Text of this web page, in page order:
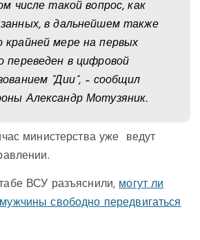
числе такой вопрос, как
в дальнейшем также
мере на первых
переведен в цифровой
“Дии”, – сообщил
Александр Мотузяник.
министерства уже ведут
ВСУ разъяснили, могут ли
свободно передвигаться